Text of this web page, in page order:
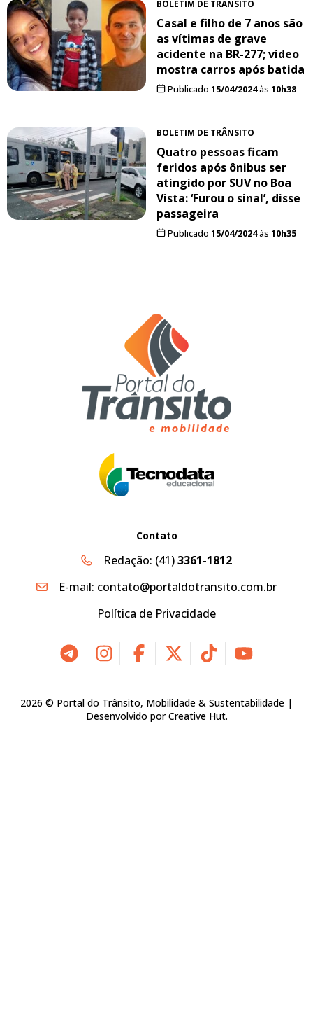
BOLETIM DE TRÂNSITO
Casal e filho de 7 anos são
as vítimas de grave
acidente na BR-277; vídeo
mostra carros após batida
Publicado 15/04/2024às 10h38
BOLETIM DE TRÂNSITO
Quatro pessoas ficam
feridos após ônibus ser
atingido por SUV no Boa
Vista: ‘Furou o sinal’, disse
passageira
Publicado 15/04/2024às 10h35
Contato
Redação: (41)3361-1812
E-mail: contato@portaldotransito.com.br
Política de Privacidade
2026 © Portal do Trânsito, Mobilidade & Sustentabilidade |
Desenvolvido porCreative Hut.